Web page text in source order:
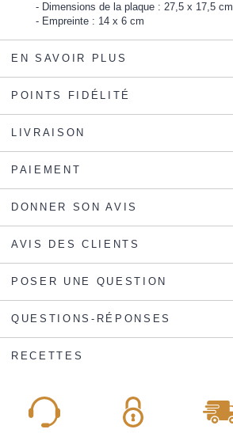
Dimensions de la plaque : 27,5 x 17,5 cm
Empreinte : 14 x 6 cm
EN SAVOIR PLUS
POINTS FIDÉLITÉ
LIVRAISON
PAIEMENT
DONNER SON AVIS
AVIS DES CLIENTS
POSER UNE QUESTION
QUESTIONS-RÉPONSES
RECETTES